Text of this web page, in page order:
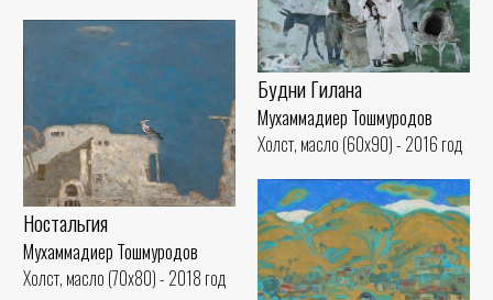
Будни Гилана
Мухаммадиер Тошмуродов
Холст, масло (60x90) - 2016 год
Ностальгия
Мухаммадиер Тошмуродов
Холст, масло (70x80) - 2018 год